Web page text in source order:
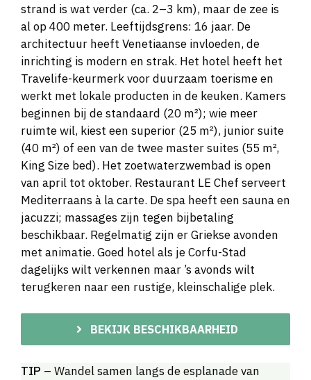
strand is wat verder (ca. 2–3 km), maar de zee is
al op 400 meter. Leeftijdsgrens: 16 jaar. De
architectuur heeft Venetiaanse invloeden, de
inrichting is modern en strak. Het hotel heeft het
Travelife-keurmerk voor duurzaam toerisme en
werkt met lokale producten in de keuken. Kamers
beginnen bij de standaard (20 m²); wie meer
ruimte wil, kiest een superior (25 m²), junior suite
(40 m²) of een van de twee master suites (55 m²,
King Size bed). Het zoetwaterzwembad is open
van april tot oktober. Restaurant LE Chef serveert
Mediterraans à la carte. De spa heeft een sauna en
jacuzzi; massages zijn tegen bijbetaling
beschikbaar. Regelmatig zijn er Griekse avonden
met animatie. Goed hotel als je Corfu-Stad
dagelijks wilt verkennen maar ’s avonds wilt
terugkeren naar een rustige, kleinschalige plek.
BEKIJK BESCHIKBAARHEID
TIP – Wandel samen langs de esplanade van